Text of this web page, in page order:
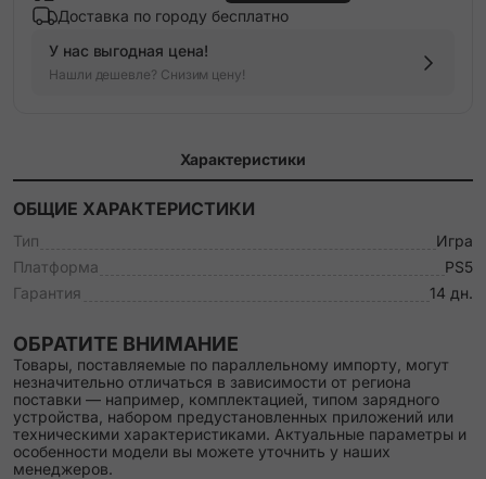
Доставка по городу бесплатно
У нас выгодная цена!
Нашли дешевле? Снизим цену!
Характеристики
ОБЩИЕ ХАРАКТЕРИСТИКИ
Тип
Игра
Платформа
PS5
Гарантия
14 дн.
ОБРАТИТЕ ВНИМАНИЕ
Товары, поставляемые по параллельному импорту, могут
незначительно отличаться в зависимости от региона
поставки — например, комплектацией, типом зарядного
устройства, набором предустановленных приложений или
техническими характеристиками. Актуальные параметры и
особенности модели вы можете уточнить у наших
менеджеров.